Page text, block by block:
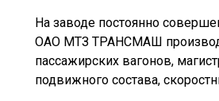
На заводе постоянно
ОАО МТЗ ТРАНСМАШ
пассажирских вагонов,
подвижного состава,